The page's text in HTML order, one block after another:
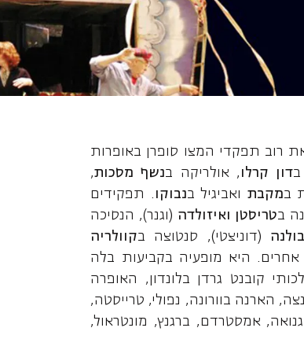
סופרן
רוב תפקדי המצו סופרן באופרות
בדון קרלו , אולריקה בנשף מסכות,
במקבת ואביגיל בנבוקו . תפקידים
בטריסטן ואיזולדה (וגנר), הנסיכה
(דוניצטי), סנטוצה בקוולריה
אחרים. היא מופעיה בקביעות בלה
קובנט גרדן בלונדון, האופרה
הארנה בוורונה, נפולי, טרייסטה,
גנואה, אמסטרדם, ברגנץ, מונטראול,